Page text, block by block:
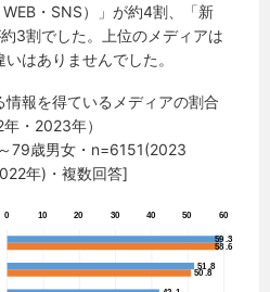
WEB・SNS）」が約4割、「新
3割でした。上位のメディアは
はありませんでした。
報を得ているメディアの割合
年・2023年）
79歳男女・n=6151(2023
年)・複数回答]